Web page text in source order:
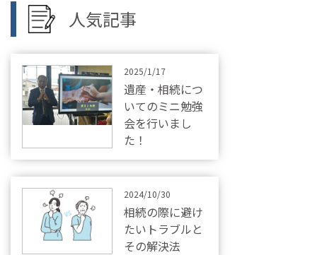
人気記事
2025/1/17
遺産・相続につ
いてのミニ勉強
会を行いまし
た！
2024/10/30
相続の際に避け
たいトラブルと
その解決法